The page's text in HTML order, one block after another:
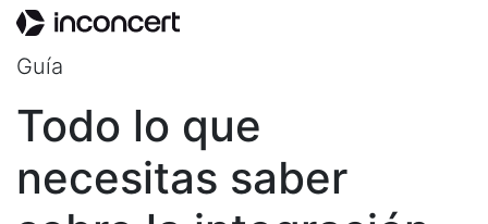
Guía
Todo lo que
necesitas saber